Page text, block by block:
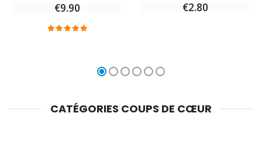
€9.90 €2.80
CATÉGORIES COUPS DE CŒUR